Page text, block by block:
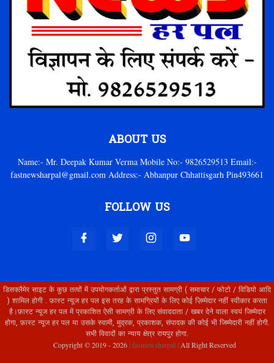
ABOUT US
Name:- Mr. Deepak Kumar Verma Mobile No:- 9826529513 Email:-
fastnewsharpal@gmail.com Address:- Abhanpur Chhattisgarh Pin493661
FOLLOW US
डिसक्लैमेर साइट के कुछ तत्वों में उपयोगकर्ताओं द्वारा प्रस्तुत सामग्री ( समाचार / फोटो / विडियो आदि
) शामिल होगी . फ़ास्ट न्यूज हर पल इस तरह के सामग्रियों के लिए कोई ज़िम्मेदार नहीं स्वीकार करता
है।फ़ास्ट न्यूज हर पल में प्रकाशित ऐसी सामग्री के लिए संवाददाता / खबर देने वाला स्वयं जिम्मेदार
होगा, फ़ास्ट न्यूज हर पल या उसके स्वामी, मुद्रक, प्रकाशक, संपादक की कोई भी जिम्मेदारी नहीं होगी.
सभी विवादों का न्याय क्षेत्र रायपुर होगा.
Copyright © 2019 -2026| fastnewsharpal |All Right Reserved